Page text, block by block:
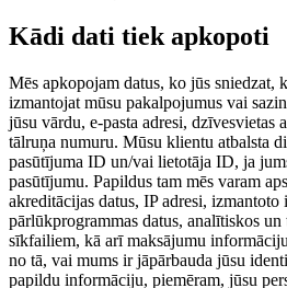
Kādi dati tiek apkopoti
Mēs apkopojam datus, ko jūs sniedzat,
izmantojat mūsu pakalpojumus vai
jūsu vārdu, e-pasta adresi, dzīvesvietas
tālruņa numuru. Mūsu klientu atbalsta
pasūtījuma ID un/vai lietotāja ID, ja
pasūtījumu. Papildus tam mēs varam
akreditācijas datus, IP adresi, izmantoto
pārlūkprogrammas datus, analītiskos un
sīkfailiem, kā arī maksājumu
no tā, vai mums ir jāpārbauda jūsu
papildu informāciju, piemēram, jūsu